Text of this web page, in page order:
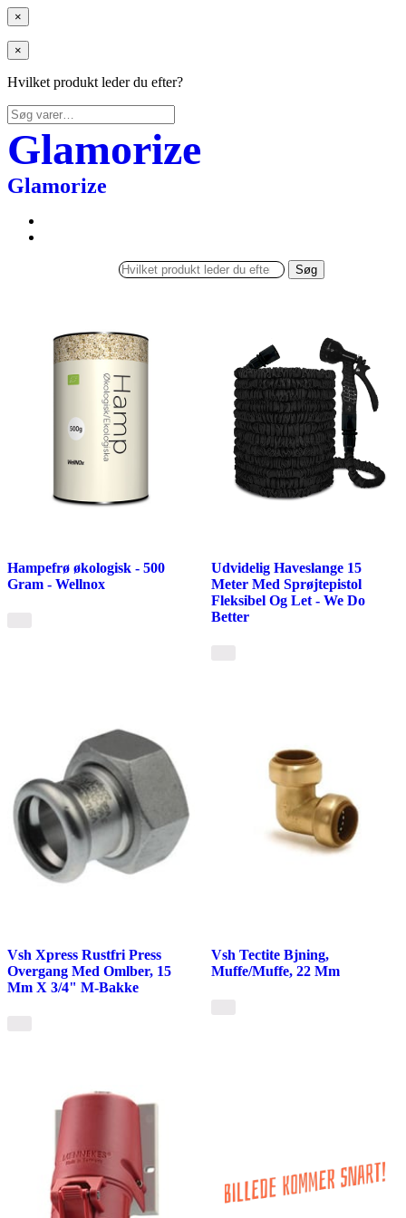
×
×
Hvilket produkt leder du efter?
Søg
efter:
Glamorize
Glamorize
Søg
Hampefrø økologisk - 500
Gram - Wellnox
Udvidelig Haveslange 15
Meter Med Sprøjtepistol
Fleksibel Og Let - We Do
Better
Vsh Xpress Rustfri Press
Overgang Med Omlber, 15
Mm X 3/4" M-Bakke
Vsh Tectite Bjning,
Muffe/Muffe, 22 Mm